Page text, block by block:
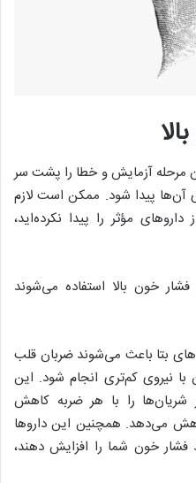
مرحله آزمایش و خطا را پشت سر
آن‌ها پیدا شود. ممکن است لازم
مؤثر را پیدا نکرده‌اید،
خون بالا استفاده می‌شوند
بتا باعث می‌شوند ضربان قلب
با نیروی کم‌تری انجام شود. این
را با هر ضربه کاهش
می‌دهد. همچنین این داروها
خون شما را افزایش دهند،